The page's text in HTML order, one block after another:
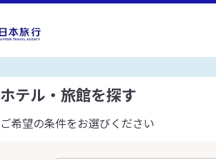
ホテル・旅館を探す
ご希望の条件をお選びください